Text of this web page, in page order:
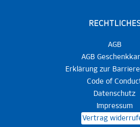
AGB
AGB
Erklärung zur
Code of
Datenschutz
Impressum
Vertrag